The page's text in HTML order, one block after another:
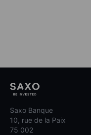
Saxo Banque
10, rue de la Paix
75 002